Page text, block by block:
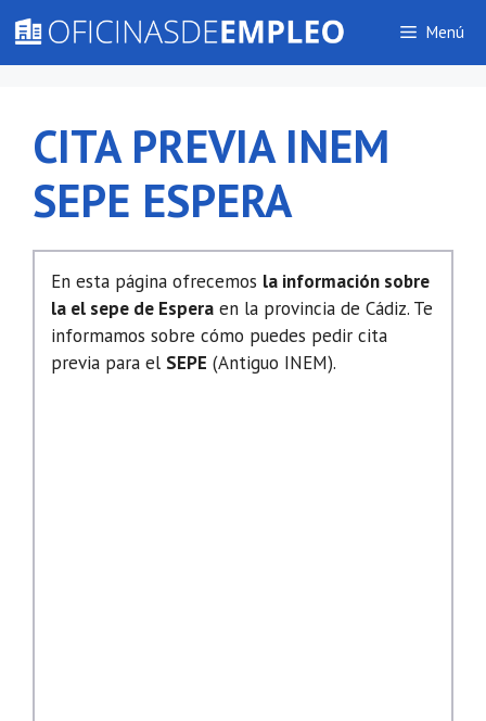
contenido
Menú
CITA PREVIA INEM
SEPE ESPERA
En esta página ofrecemos la información sobre
la el sepe de Espera en la provincia de Cádiz. Te
informamos sobre cómo puedes pedir cita
previa para el SEPE (Antiguo INEM).